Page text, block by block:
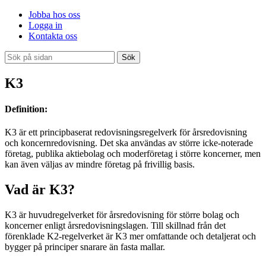
Jobba hos oss
Logga in
Kontakta oss
Sök
K3
Definition:
K3 är ett principbaserat redovisningsregelverk för årsredovisning
och koncernredovisning. Det ska användas av större icke-noterade
företag, publika aktiebolag och moderföretag i större koncerner, men
kan även väljas av mindre företag på frivillig basis.
Vad är K3?
K3 är huvudregelverket för årsredovisning för större bolag och
koncerner enligt årsredovisningslagen. Till skillnad från det
förenklade K2-regelverket är K3 mer omfattande och detaljerat och
bygger på principer snarare än fasta mallar.